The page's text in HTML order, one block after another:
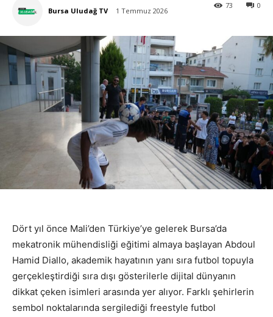
Bursa Uludağ TV 1 Temmuz 2026
0
73
Dört yıl önce Mali’den Türkiye’ye gelerek Bursa’da
mekatronik mühendisliği eğitimi almaya başlayan Abdoul
Hamid Diallo, akademik hayatının yanı sıra futbol topuyla
gerçekleştirdiği sıra dışı gösterilerle dijital dünyanın
dikkat çeken isimleri arasında yer alıyor. Farklı şehirlerin
sembol noktalarında sergilediği freestyle futbol